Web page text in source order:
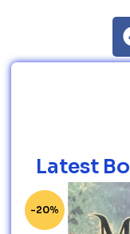
Latest
-20%